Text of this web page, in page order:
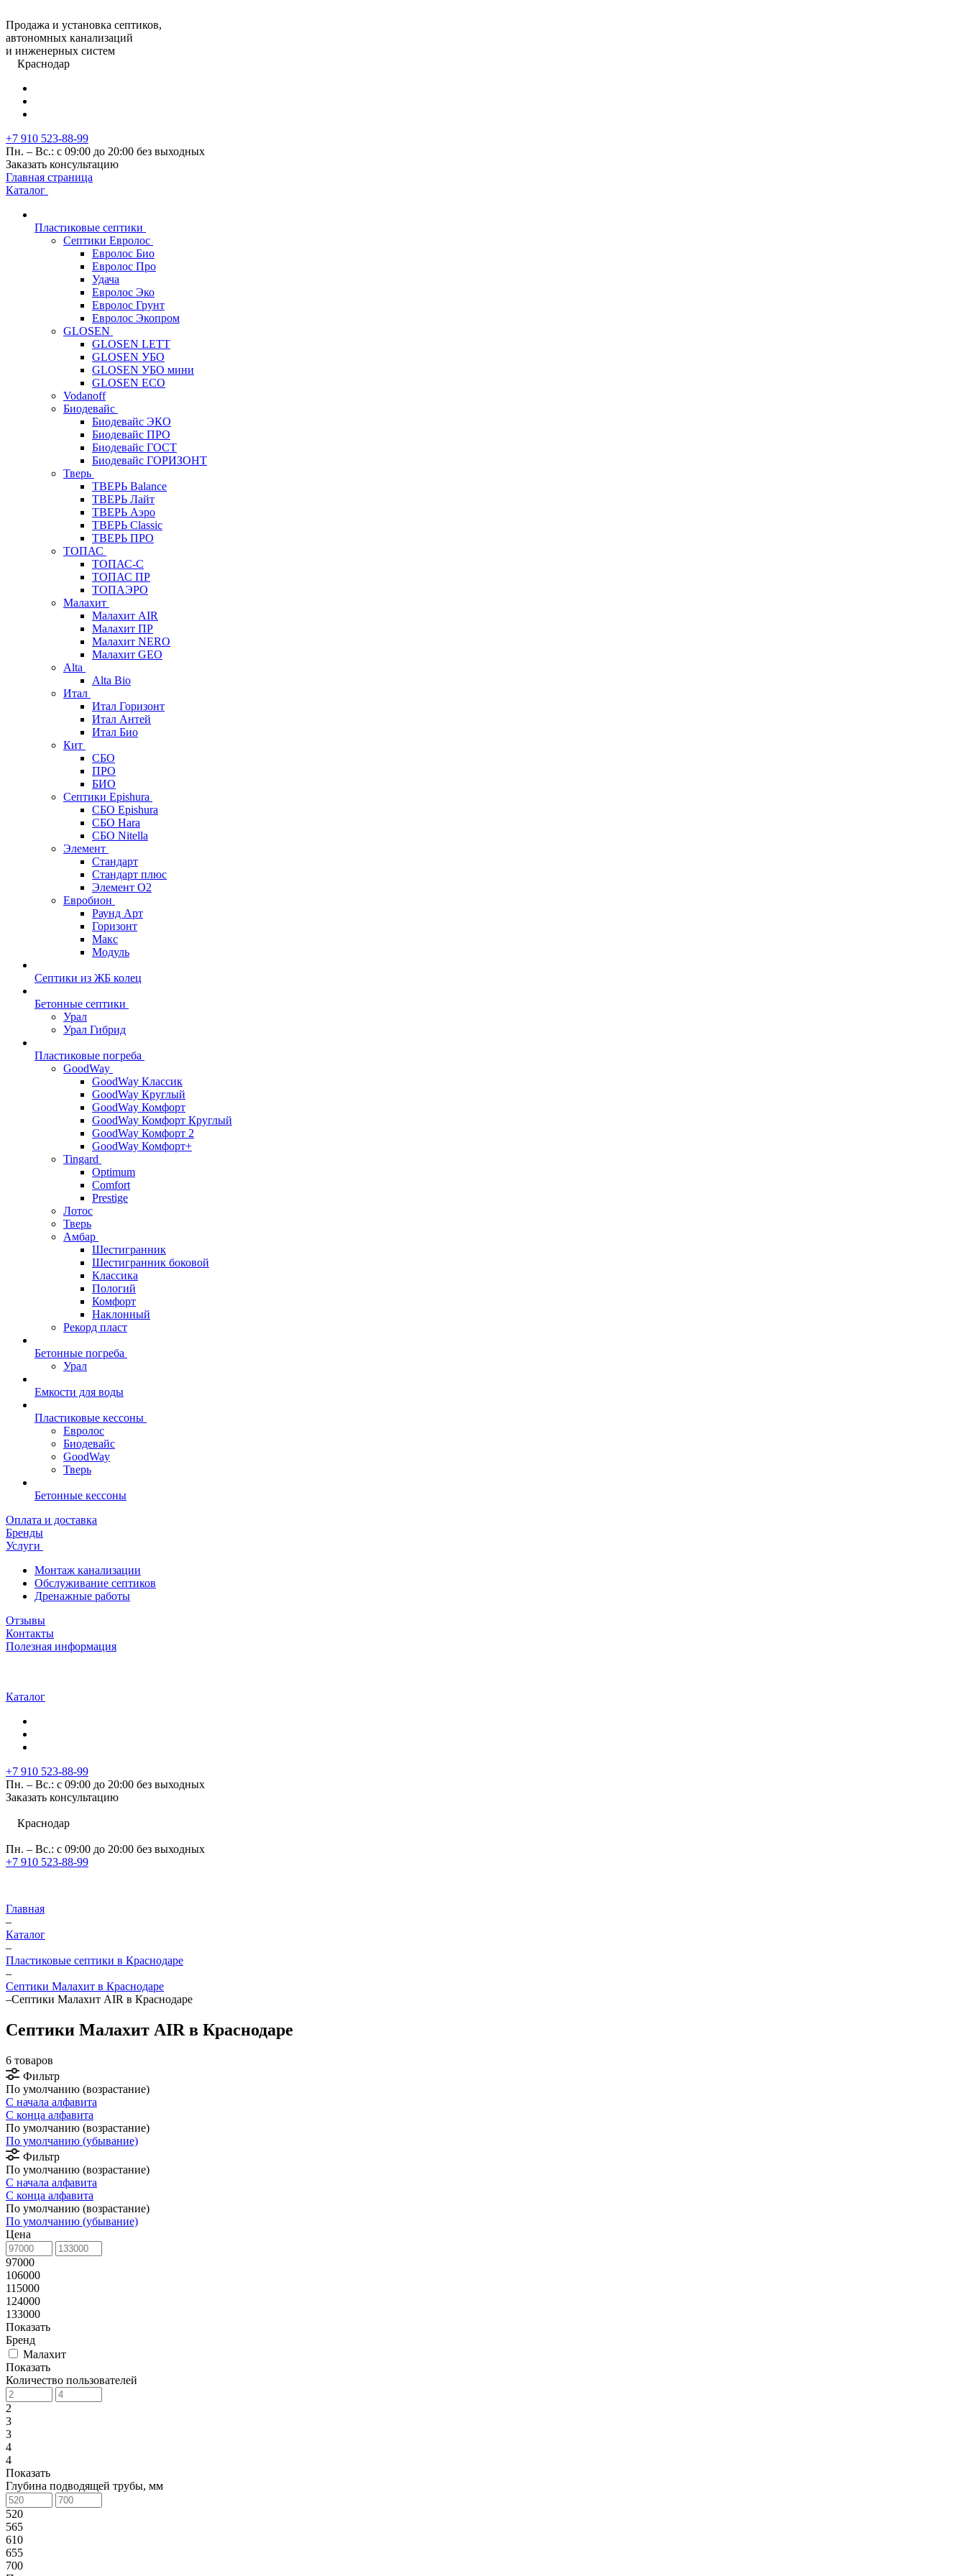
Продажа и установка септиков,
автономных канализаций
и инженерных систем
Краснодар
+7 910 523-88-99
Пн. – Вс.: с 09:00 до 20:00 без выходных
Заказать консультацию
Главная страница
Каталог
Пластиковые септики
Септики Евролос
Евролос Био
Евролос Про
Удача
Евролос Эко
Евролос Грунт
Евролос Экопром
GLOSEN
GLOSEN LETT
GLOSEN УБО
GLOSEN УБО мини
GLOSEN ECO
Vodanoff
Биодевайс
Биодевайс ЭКО
Биодевайс ПРО
Биодевайс ГОСТ
Биодевайс ГОРИЗОНТ
Тверь
ТВЕРЬ Balance
ТВЕРЬ Лайт
ТВЕРЬ Аэро
ТВЕРЬ Classic
ТВЕРЬ ПРО
ТОПАС
ТОПАС-С
ТОПАС ПР
ТОПАЭРО
Малахит
Малахит AIR
Малахит ПР
Малахит NERO
Малахит GEO
Alta
Alta Bio
Итал
Итал Горизонт
Итал Антей
Итал Био
Кит
СБО
ПРО
БИО
Септики Epishura
СБО Epishura
СБО Hara
СБО Nitella
Элемент
Стандарт
Стандарт плюс
Элемент О2
Евробион
Раунд Арт
Горизонт
Макс
Модуль
Септики из ЖБ колец
Бетонные септики
Урал
Урал Гибрид
Пластиковые погреба
GoodWay
GoodWay Классик
GoodWay Круглый
GoodWay Комфорт
GoodWay Комфорт Круглый
GoodWay Комфорт 2
GoodWay Комфорт+
Tingard
Optimum
Comfort
Prestige
Лотос
Тверь
Амбар
Шестигранник
Шестигранник боковой
Классика
Пологий
Комфорт
Наклонный
Рекорд пласт
Бетонные погреба
Урал
Емкости для воды
Пластиковые кессоны
Евролос
Биодевайс
GoodWay
Тверь
Бетонные кессоны
Оплата и доставка
Бренды
Услуги
Монтаж канализации
Обслуживание септиков
Дренажные работы
Отзывы
Контакты
Полезная информация
Каталог
+7 910 523-88-99
Пн. – Вс.: с 09:00 до 20:00 без выходных
Заказать консультацию
Краснодар
Пн. – Вс.: с 09:00 до 20:00 без выходных
+7 910 523-88-99
Главная
–
Каталог
–
Пластиковые септики в Краснодаре
–
Септики Малахит в Краснодаре
–Септики Малахит AIR в Краснодаре
Септики Малахит AIR в Краснодаре
6 товаров
Фильтр
По умолчанию (возрастание)
С начала алфавита
С конца алфавита
По умолчанию (возрастание)
По умолчанию (убывание)
Фильтр
По умолчанию (возрастание)
С начала алфавита
С конца алфавита
По умолчанию (возрастание)
По умолчанию (убывание)
Цена
97000
106000
115000
124000
133000
Показать
Бренд
Малахит
Показать
Количество пользователей
2
3
3
4
4
Показать
Глубина подводящей трубы, мм
520
565
610
655
700